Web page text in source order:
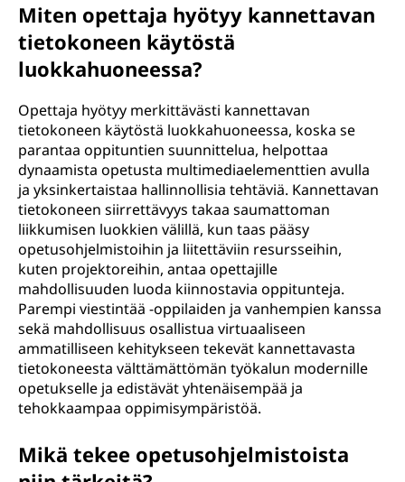
Miten opettaja hyötyy kannettavan
tietokoneen käytöstä
luokkahuoneessa?
Opettaja hyötyy merkittävästi kannettavan
tietokoneen käytöstä luokkahuoneessa, koska se
parantaa oppituntien suunnittelua, helpottaa
dynaamista opetusta multimediaelementtien avulla
ja yksinkertaistaa hallinnollisia tehtäviä. Kannettavan
tietokoneen siirrettävyys takaa saumattoman
liikkumisen luokkien välillä, kun taas pääsy
opetusohjelmistoihin ja liitettäviin resursseihin,
kuten projektoreihin, antaa opettajille
mahdollisuuden luoda kiinnostavia oppitunteja.
Parempi viestintää -oppilaiden ja vanhempien kanssa
sekä mahdollisuus osallistua virtuaaliseen
ammatilliseen kehitykseen tekevät kannettavasta
tietokoneesta välttämättömän työkalun modernille
opetukselle ja edistävät yhtenäisempää ja
tehokkaampaa oppimisympäristöä.
Mikä tekee opetusohjelmistoista